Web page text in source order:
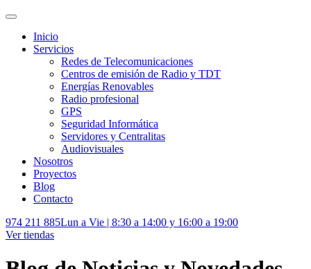
Inicio
Servicios
Redes de Telecomunicaciones
Centros de emisión de Radio y TDT
Energías Renovables
Radio profesional
GPS
Seguridad Informática
Servidores y Centralitas
Audiovisuales
Nosotros
Proyectos
Blog
Contacto
974 211 885Lun a Vie | 8:30 a 14:00 y 16:00 a 19:00
Ver tiendas